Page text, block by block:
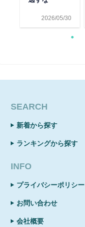
2026/05/30
SEARCH
新着から探す
ランキングから探す
INFO
プライバシーポリシー
お問い合わせ
会社概要